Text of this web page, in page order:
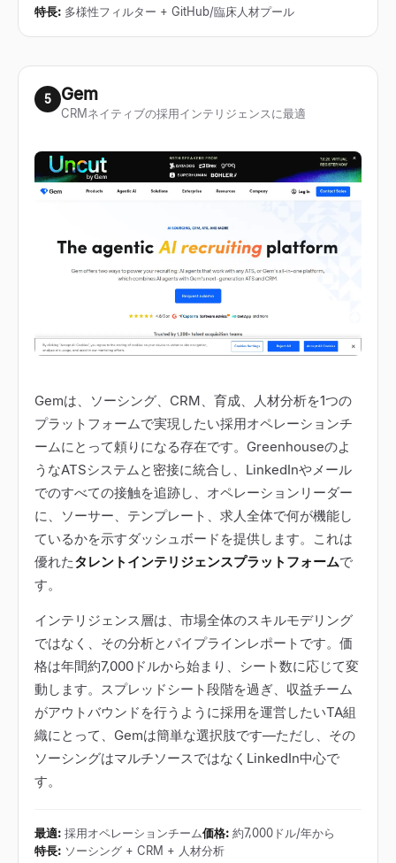
特長: 多様性フィルター + GitHub/臨床人材プール
5 Gem
CRMネイティブの採用インテリジェンスに最適
Gemは、ソーシング、CRM、育成、人材分析を1つの
プラットフォームで実現したい採用オペレーションチ
ームにとって頼りになる存在です。Greenhouseのよ
うなATSシステムと密接に統合し、LinkedInやメール
でのすべての接触を追跡し、オペレーションリーダー
に、ソーサー、テンプレート、求人全体で何が機能し
ているかを示すダッシュボードを提供します。これは
優れたタレントインテリジェンスプラットフォームで
す。
インテリジェンス層は、市場全体のスキルモデリング
ではなく、その分析とパイプラインレポートです。価
格は年間約7,000ドルから始まり、シート数に応じて変
動します。スプレッドシート段階を過ぎ、収益チーム
がアウトバウンドを行うように採用を運営したいTA組
織にとって、Gemは簡単な選択肢です—ただし、その
ソーシングはマルチソースではなくLinkedIn中心で
す。
最適: 採用オペレーションチーム価格: 約7,000ドル/年から
特長: ソーシング + CRM + 人材分析